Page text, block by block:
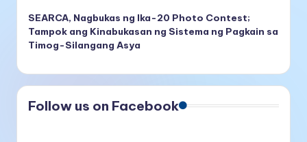
SEARCA, Nagbukas ng Ika-20 Photo Contest;
Tampok ang Kinabukasan ng Sistema ng Pagkain sa
Timog-Silangang Asya
Follow us on Facebook